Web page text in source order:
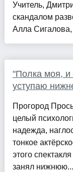
Учитель,
скандалом
Алла
"Полка моя, и
уступаю
Прогород
целый
надежда,
тонкое
этого
занял нижнюю...